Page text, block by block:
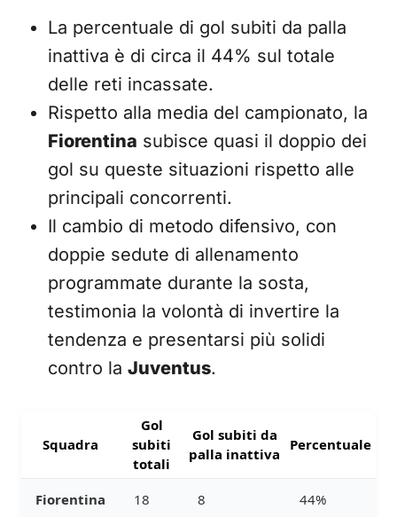
La percentuale di gol subiti da palla
inattiva è di circa il 44% sul totale
delle reti incassate.
Rispetto alla media del campionato, la
Fiorentina subisce quasi il doppio dei
gol su queste situazioni rispetto alle
principali concorrenti.
Il cambio di metodo difensivo, con
doppie sedute di allenamento
programmate durante la sosta,
testimonia la volontà di invertire la
tendenza e presentarsi più solidi
contro la Juventus.
Squadra
Gol
subiti
totali
Gol subiti da
palla inattiva
Percentuale
Fiorentina 18 8 44%